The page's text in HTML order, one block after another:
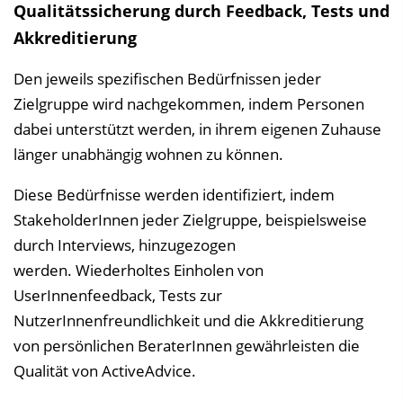
Qualitätssicherung durch Feedback, Tests und
Akkreditierung
Den jeweils spezifischen Bedürfnissen jeder
Zielgruppe wird nachgekommen, indem Personen
dabei unterstützt werden, in ihrem eigenen Zuhause
länger unabhängig wohnen zu können.
Diese Bedürfnisse werden identifiziert, indem
StakeholderInnen jeder Zielgruppe, beispielsweise
durch Interviews, hinzugezogen
werden. Wiederholtes Einholen von
UserInnenfeedback, Tests zur
NutzerInnenfreundlichkeit und die Akkreditierung
von persönlichen BeraterInnen gewährleisten die
Qualität von ActiveAdvice.